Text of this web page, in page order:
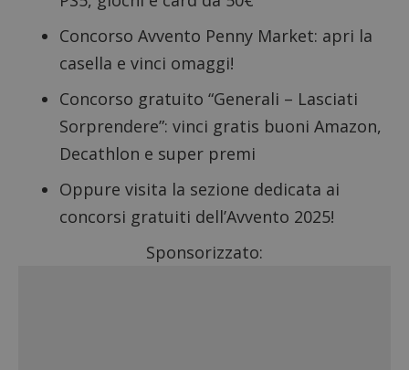
Concorso Avvento Penny Market: apri la
casella e vinci omaggi!
Concorso gratuito “Generali – Lasciati
Sorprendere”: vinci gratis buoni Amazon,
Decathlon e super premi
Oppure visita la sezione dedicata ai
concorsi gratuiti dell’Avvento 2025!
Sponsorizzato: